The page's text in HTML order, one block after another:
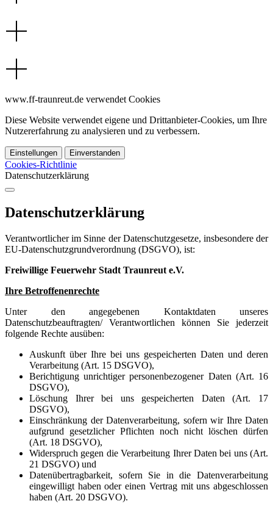
www.ff-traunreut.de verwendet Cookies
Diese Website verwendet eigene und Drittanbieter-Cookies, um Ihre
Nutzererfahrung zu analysieren und zu verbessern.
Einstellungen Einverstanden
Cookies-Richtlinie
Datenschutzerklärung
Datenschutzerklärung
Verantwortlicher im Sinne der Datenschutzgesetze, insbesondere der
EU-Datenschutzgrundverordnung (DSGVO), ist:
Freiwillige Feuerwehr Stadt Traunreut e.V.
Ihre Betroffenenrechte
Unter den angegebenen Kontaktdaten unseres
Datenschutzbeauftragten/ Verantwortlichen können Sie jederzeit
folgende Rechte ausüben:
Auskunft über Ihre bei uns gespeicherten Daten und deren
Verarbeitung (Art. 15 DSGVO),
Berichtigung unrichtiger personenbezogener Daten (Art. 16
DSGVO),
Löschung Ihrer bei uns gespeicherten Daten (Art. 17
DSGVO),
Einschränkung der Datenverarbeitung, sofern wir Ihre Daten
aufgrund gesetzlicher Pflichten noch nicht löschen dürfen
(Art. 18 DSGVO),
Widerspruch gegen die Verarbeitung Ihrer Daten bei uns (Art.
21 DSGVO) und
Datenübertragbarkeit, sofern Sie in die Datenverarbeitung
eingewilligt haben oder einen Vertrag mit uns abgeschlossen
haben (Art. 20 DSGVO).